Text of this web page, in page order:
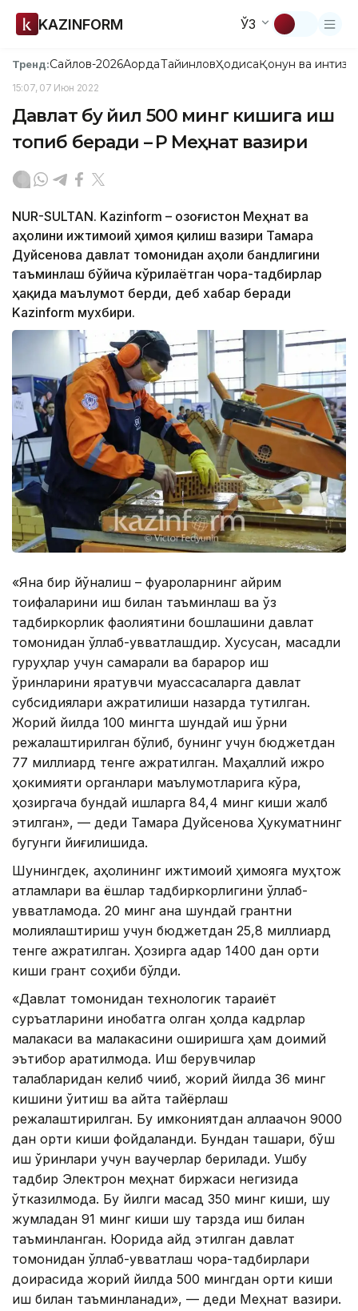
KAZINFORM ЎЗ
Тренд:Сайлов-2026АқордаТайинловҲодисаҚонун ва
15:07, 07 Июн 2022
Давлат бу йил 500 минг кишига иш
топиб беради – ҚР Меҳнат вазири
NUR-SULTAN. Kazinform – Қозоғистон Меҳнат ва
аҳолини ижтимоий ҳимоя қилиш вазири Тамара
Дуйсенова давлат томонидан аҳоли бандлигини
таъминлаш бўйича кўрилаётган чора-тадбирлар
ҳақида маълумот берди, деб хабар беради
Kazinform мухбири.
«Яна бир йўналиш – фуқароларнинг айрим
тоифаларини иш билан таъминлаш ва ўз
тадбиркорлик фаолиятини бошлашини давлат
томонидан қўллаб-қувватлашдир. Хусусан, мақсадли
гуруҳлар учун самарали ва барқарор иш
ўринларини яратувчи муассасаларга давлат
субсидиялари ажратилиши назарда тутилган.
Жорий йилда 100 мингта шундай иш ўрни
режалаштирилган бўлиб, бунинг учун бюджетдан
77 миллиард тенге ажратилган. Маҳаллий ижро
ҳокимияти органлари маълумотларига кўра,
ҳозиргача бундай ишларга 84,4 минг киши жалб
этилган», — деди Тамара Дуйсенова Ҳукуматнинг
бугунги йиғилишида.
Шунингдек, аҳолининг ижтимоий ҳимояга муҳтож
қатламлари ва ёшлар тадбиркорлигини қўллаб-
қувватламоқда. 20 минг ана шундай грантни
молиялаштириш учун бюджетдан 25,8 миллиард
тенге ажратилган. Ҳозирга қадар 1400 дан ортиқ
киши грант соҳиби бўлди.
«Давлат томонидан технологик тараққиёт
суръатларини инобатга олган ҳолда кадрлар
малакаси ва малакасини оширишга ҳам доимий
эътибор қаратилмоқда. Иш берувчилар
талабларидан келиб чиқиб, жорий йилда 36 минг
кишини ўқитиш ва қайта тайёрлаш
режалаштирилган. Бу имкониятдан аллақачон 9000
дан ортиқ киши фойдаланди. Бундан ташқари, бўш
иш ўринлари учун ваучерлар берилади. Ушбу
тадбир Электрон меҳнат биржаси негизида
ўтказилмоқда. Бу йилги мақсад 350 минг киши, шу
жумладан 91 минг киши шу тарзда иш билан
таъминланган. Юқорида қайд этилган давлат
томонидан қўллаб-қувватлаш чора-тадбирлари
доирасида жорий йилда 500 мингдан ортиқ киши
иш билан таъминланади», — деди Меҳнат вазири.